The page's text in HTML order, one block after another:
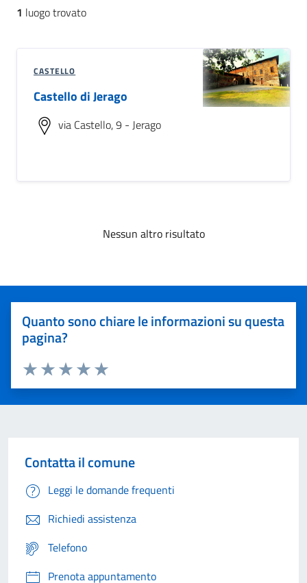
1 luogo trovato
CASTELLO
Castello di Jerago
via Castello, 9 - Jerago
Nessun altro risultato
Quanto sono chiare le informazioni su questa
pagina?
Valuta 5 stelle su 5
Valuta 4 stelle su 5
Valuta 3 stelle su 5
Valuta 2 stelle su 5
Valuta 1 stelle su 5
Contatta il comune
Leggi le domande frequenti
Richiedi assistenza
Telefono
Prenota appuntamento